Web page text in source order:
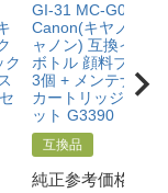
ク
GI-31 MC-G07
Canon(キヤノン/キ
ャノン) 互換インク
ボトル 顔料ブラッ
3個 + メンテナンス
カートリッジ 1個セ
ット G3390
互換品
純正参考価格